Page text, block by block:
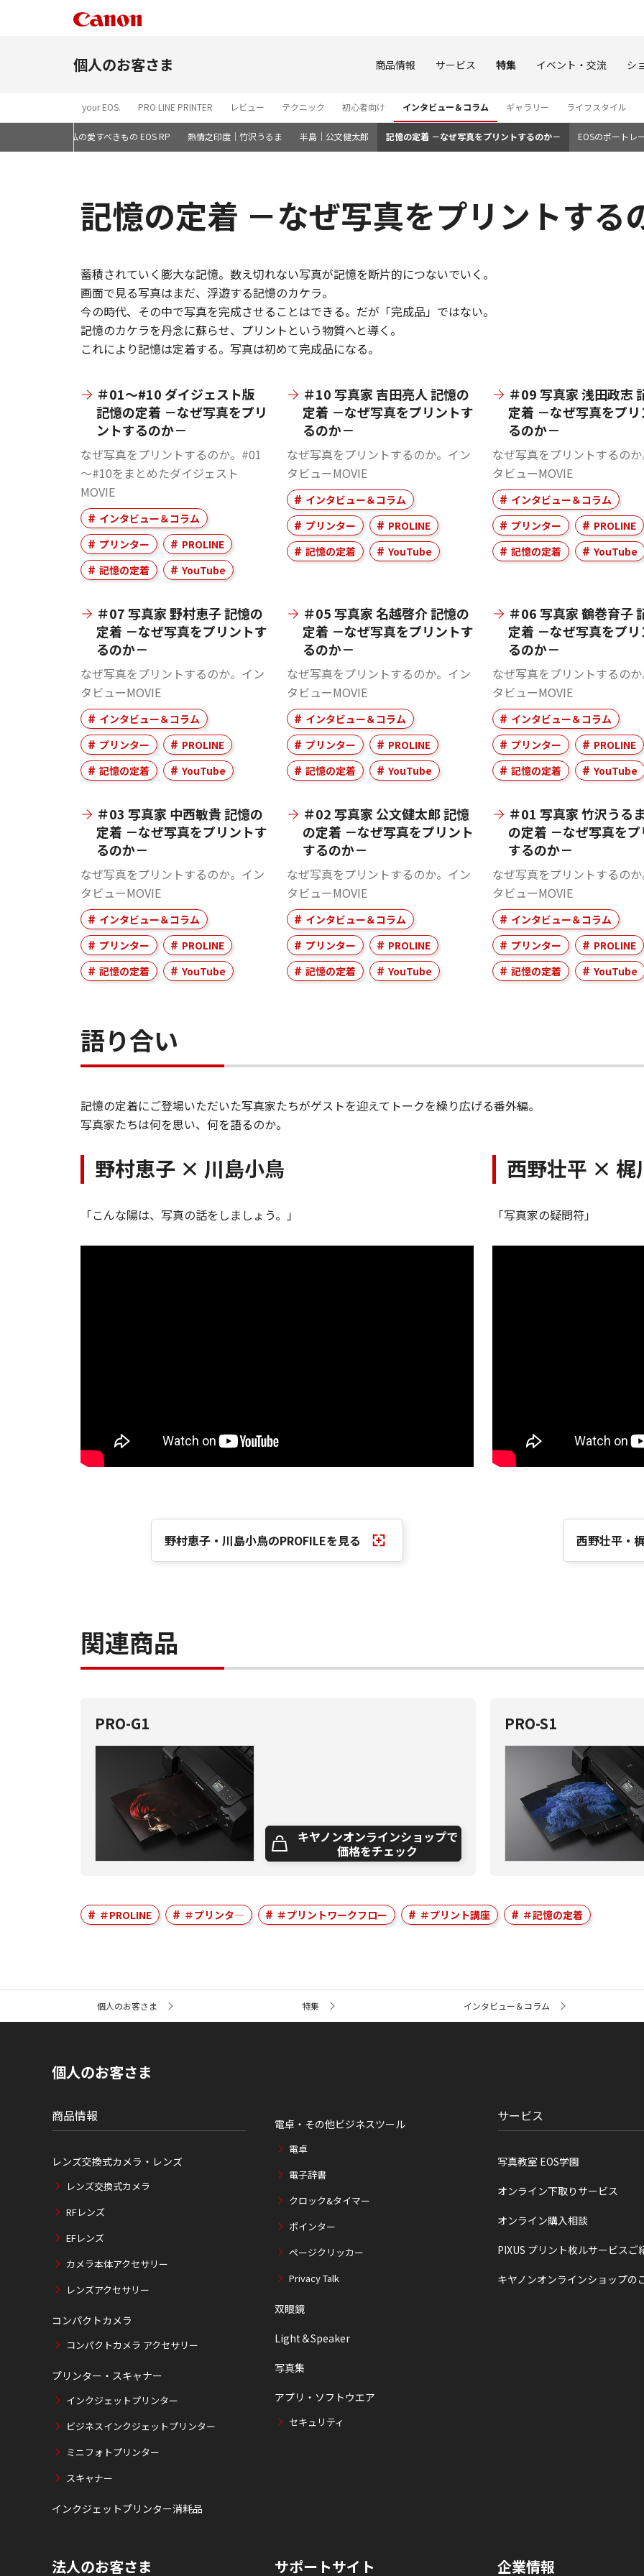
個人のお客さま 商品情報 サービス 特集 イベント・交流 シ
your EOS. PRO LINE PRINTER レビュー テクニック 初心者向け インタビュー＆コラム ギャラリー ライフスタイル
私の愛すべきもの EOS RP 熱情之印度｜竹沢うるま 半島｜公文健太郎 記憶の定着 －なぜ写真をプリントするのか－ EOSのポートレ
記憶の定着 －なぜ写真をプリントする
蓄積されていく膨大な記憶。数え切れない写真が記憶を断片的につないでいく。
画面で見る写真はまだ、浮遊する記憶のカケラ。
今の時代、その中で写真を完成させることはできる。だが「完成品」ではない。
記憶のカケラを丹念に蘇らせ、プリントという物質へと導く。
これにより記憶は定着する。写真は初めて完成品になる。
＃01～#10 ダイジェスト版
記憶の定着 －なぜ写真をプリ
ントするのか－
なぜ写真をプリントするのか。#01
～#10をまとめたダイジェスト
MOVIE
インタビュー＆コラム
プリンター
PROLINE
記憶の定着
YouTube
＃10 写真家 吉田亮人 記憶の
定着 －なぜ写真をプリントす
るのか－
なぜ写真をプリントするのか。イン
タビューMOVIE
インタビュー＆コラム
プリンター
PROLINE
記憶の定着
YouTube
＃09 写真家 浅田政志
定着 －なぜ写真をプ
るのか－
なぜ写真をプリントするの
タビューMOVIE
インタビュー＆コラム
プリンター
PROLINE
記憶の定着
YouTube
＃07 写真家 野村恵子 記憶の
定着 －なぜ写真をプリントす
るのか－
なぜ写真をプリントするのか。イン
タビューMOVIE
インタビュー＆コラム
プリンター
PROLINE
記憶の定着
YouTube
＃05 写真家 名越啓介 記憶の
定着 －なぜ写真をプリントす
るのか－
なぜ写真をプリントするのか。イン
タビューMOVIE
インタビュー＆コラム
プリンター
PROLINE
記憶の定着
YouTube
＃06 写真家 鶴巻育子
定着 －なぜ写真をプ
るのか－
なぜ写真をプリントするの
タビューMOVIE
インタビュー＆コラム
プリンター
PROLINE
記憶の定着
YouTube
＃03 写真家 中西敏貴 記憶の
定着 －なぜ写真をプリントす
るのか－
なぜ写真をプリントするのか。イン
タビューMOVIE
インタビュー＆コラム
プリンター
PROLINE
記憶の定着
YouTube
＃02 写真家 公文健太郎 記憶
の定着 －なぜ写真をプリント
するのか－
なぜ写真をプリントするのか。イン
タビューMOVIE
インタビュー＆コラム
プリンター
PROLINE
記憶の定着
YouTube
＃01 写真家 竹沢うる
の定着 －なぜ写真を
するのか－
なぜ写真をプリントするの
タビューMOVIE
インタビュー＆コラム
プリンター
PROLINE
記憶の定着
YouTube
語り合い
記憶の定着にご登場いただいた写真家たちがゲストを迎えてトークを繰り広げる番外編。
写真家たちは何を思い、何を語るのか。
野村恵子 × 川島小鳥
「こんな陽は、写真の話をしましょう。」
野村恵子・川島小鳥のPROFILEを見る
西野壮平 × 梶
「写真家の疑問符」
西野壮平・
関連商品
PRO-G1
キヤノンオンラインショップで
価格をチェック
PRO-S1
＃PROLINE ＃プリンタ― ＃プリントワークフロー ＃プリント講座 ＃記憶の定着
ト
個人のお客さま 特集 インタビュー＆コラム
個人のお客さま
商品情報
レンズ交換式カメラ・レンズ
レンズ交換式カメラ
RFレンズ
EFレンズ
カメラ本体アクセサリー
レンズアクセサリー
コンパクトカメラ
コンパクトカメラ アクセサリー
プリンター・スキャナー
インクジェットプリンター
ビジネスインクジェットプリンター
ミニフォトプリンター
スキャナー
インクジェットプリンター消耗品
電卓・その他ビジネスツール
電卓
電子辞書
クロック&タイマー
ポインター
ページクリッカー
Privacy Talk
双眼鏡
Light＆Speaker
写真集
アプリ・ソフトウエア
セキュリティ
サービス
写真教室 EOS学園
オンライン下取りサービス
オンライン購入相談
PIXUS プリント枚ルサービスご
キヤノンオンラインショップの
法人のお客さま サポートサイト 企業情報